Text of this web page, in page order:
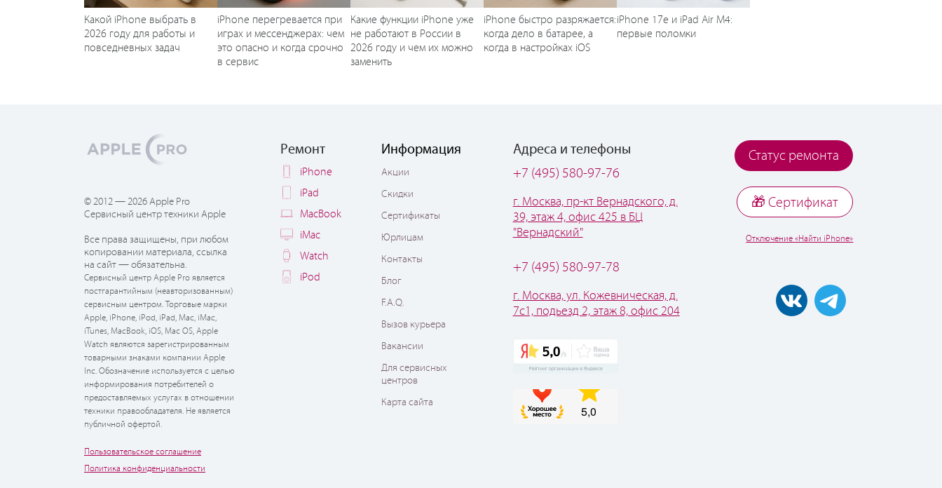
Какой iPhone выбрать в
2026 году для работы и
повседневных задач
iPhone перегревается при
играх и мессенджерах: чем
это опасно и когда срочно
в сервис
Какие функции iPhone уже
не работают в России в
2026 году и чем их можно
заменить
iPhone быстро разряжается:
когда дело в батарее, а
когда в настройках iOS
iPhone 17e и iPad Air M4:
первые поломки
© 2012 — 2026 Apple Pro
Сервисный центр техники Apple
Все права защищены, при любом
копировании материала, ссылка
на сайт — обязательна.
Сервисный центр Apple Pro является
постгарантийным (неавторизованным)
сервисным центром. Торговые марки
Apple, iPhone, iPod, iPad, Mac, iMac,
iTunes, MacBook, iOS, Mac OS, Apple
Watch являются зарегистрированным
товарными знаками компании Apple
Inc. Обозначение используется с целью
информирования потребителей о
предоставляемых услугах в отношении
техники правообладателя. Не является
публичной офертой.
Пользовательское соглашение
Политика конфиденциальности
Ремонт
iPhone
iPad
MacBook
iMac
Watch
iPod
Информация
Акции
Скидки
Сертификаты
Юрлицам
Контакты
Блог
F.A.Q.
Вызов курьера
Вакансии
Для сервисных
центров
Карта сайта
Адреса и телефоны
+7 (495) 580-97-76
г. Москва, пр-кт Вернадского, д.
39, этаж 4, офис 425 в БЦ
"Вернадский"
+7 (495) 580-97-78
г. Москва, ул. Кожевническая, д.
7с1, подьезд 2, этаж 8, офис 204
Статус ремонта
🎁 Cертификат
Отключение «Найти iPhone»